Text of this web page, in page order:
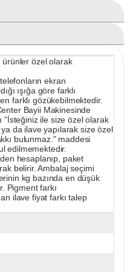
ürünler özel olarak
ekran
ışığa göre farklı
farklı gözükebilmektedir.
Bayii Makinesinde
"İsteğiniz ile size özel olarak
da ilave yapılarak size özel
bulunmaz." maddesi
edilmemektedir.
hesaplanıp, paket
belirir. Ambalaj seçimi
kg bazında en düşük
Pigment farkı
ilave fiyat farkı talep